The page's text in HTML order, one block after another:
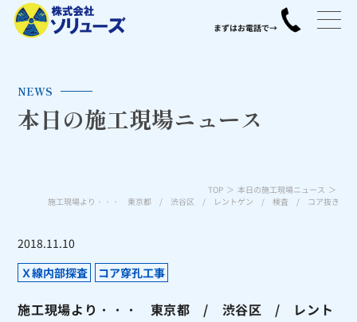
NEWS
本日の施工現場ニュース
TOP
本日の施工現場ニュース
施工現場より・・・ 東京都 / 渋谷区 / レントゲン / 検査 / コア抜き
2018.11.10
Ｘ線内部探査
コア穿孔工事
施工現場より・・・ 東京都 / 渋谷区 / レント